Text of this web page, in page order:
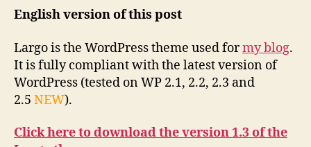
English version of this post
Largo is the WordPress theme used formy blog.
It is fully compliant with the latest version of
WordPress (tested on WP 2.1, 2.2, 2.3 and
2.5 NEW).
Click here to download the version 1.3 of the